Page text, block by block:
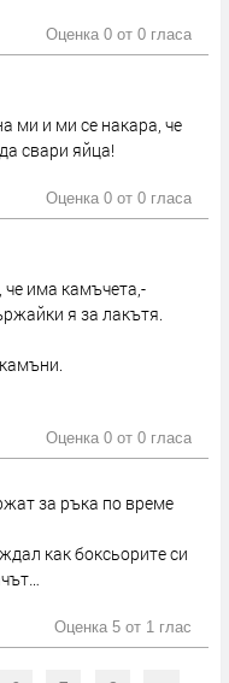
Оценка 0 от 0 гласа
ми и ми се накара, че
свари яйца!
Оценка 0 от 0 гласа
че има камъчета,-
я за лакътя.
Оценка 0 от 0 гласа
за ръка по време
как боксьорите си
Оценка 5 от 1 глас